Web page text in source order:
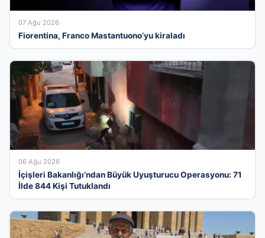
07 Ağu 2026
Fiorentina, Franco Mastantuono’yu kiraladı
06 Ağu 2026
İçişleri Bakanlığı’ndan Büyük Uyuşturucu Operasyonu: 71
İlde 844 Kişi Tutuklandı